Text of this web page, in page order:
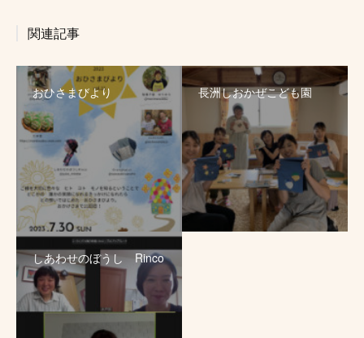
関連記事
おひさまびより 長洲しおかぜこども園
しあわせのぼうし Rinco